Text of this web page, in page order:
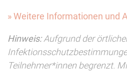
» Weitere Informationen und
Hinweis:Aufgrund der
Teilnehmer*innen begrenzt.